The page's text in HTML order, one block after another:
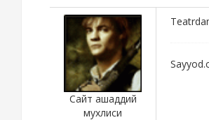
Сайт ашаддий
мухлиси